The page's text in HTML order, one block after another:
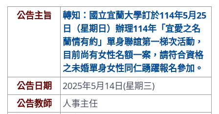
公告主旨
轉知：國立宜蘭大學訂於114年5月25
日（星期日）辦理114年「宜愛之名
蘭情有約」單身聯誼第一梯次活動，
目前尚有女性名額一案，請符合資格
之未婚單身女性同仁踴躍報名參加。
公告日期
2025年5月14日(星期三)
公告教師
人事主任